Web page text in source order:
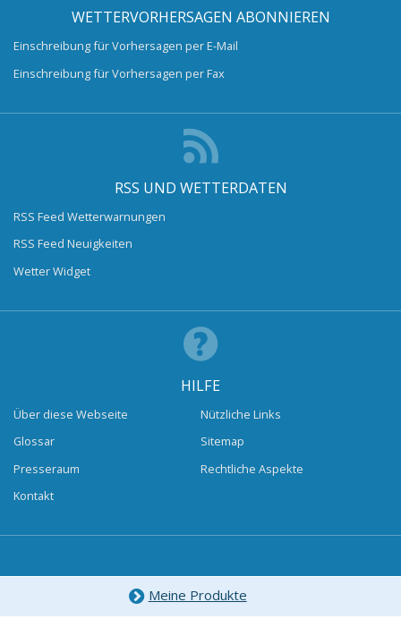
WETTERVORHERSAGEN ABONNIEREN
Einschreibung für Vorhersagen per E-Mail
Einschreibung für Vorhersagen per Fax
RSS UND WETTERDATEN
RSS Feed Wetterwarnungen
RSS Feed Neuigkeiten
Wetter Widget
HILFE
Über diese Webseite
Glossar
Presseraum
Kontakt
Nützliche Links
Sitemap
Rechtliche Aspekte
Meine Produkte